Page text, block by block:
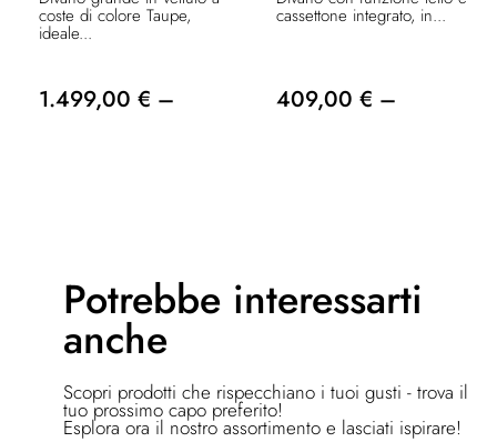
coste di colore Taupe,
ideale...
1.499,00 € –
cassettone integrato, in...
409,00 € –
Potrebbe interessarti
anche
Scopri prodotti che rispecchiano i tuoi gusti - trova il
tuo prossimo capo preferito!
Esplora ora il nostro assortimento e lasciati ispirare!